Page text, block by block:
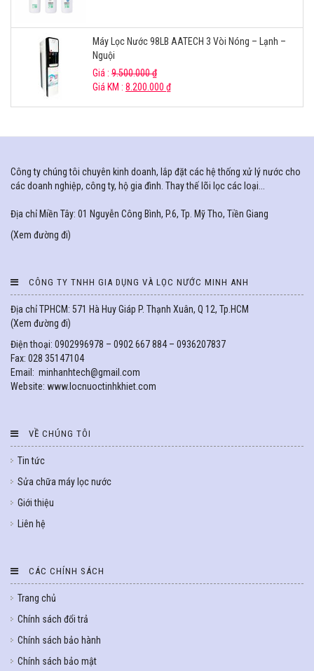
Máy Lọc Nước 98LB AATECH 3 Vòi Nóng – Lạnh –
Nguội
Giá : 9.500.000₫
Giá KM : 8.200.000 ₫
Công ty chúng tôi chuyên kinh doanh, lắp đặt các hệ thống xử lý nước cho
các doanh nghiệp, công ty, hộ gia đình. Thay thế lõi lọc các loại...
Địa chỉ Miền Tây: 01 Nguyễn Công Bình, P.6, Tp. Mỹ Tho, Tiền Giang
(Xem đường đi)
CÔNG TY TNHH GIA DỤNG VÀ LỌC NƯỚC MINH ANH
Địa chỉ TPHCM: 571 Hà Huy Giáp P. Thạnh Xuân, Q 12, Tp.HCM
(Xem đường đi)
Điện thoại: 0902996978 – 0902 667 884 – 0936207837
Fax: 028 35147104
Email: minhanhtech@gmail.com
Website: www.locnuoctinhkhiet.com
VỀ CHÚNG TÔI
Tin tức
Sửa chữa máy lọc nước
Giới thiệu
Liên hệ
CÁC CHÍNH SÁCH
Trang chủ
Chính sách đổi trả
Chính sách bảo hành
Chính sách bảo mật